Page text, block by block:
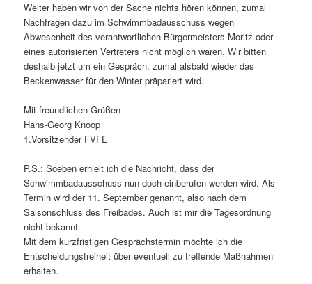
Weiter haben wir von der Sache nichts hören können, zumal
Nachfragen dazu im Schwimmbadausschuss wegen
Abwesenheit des verantwortlichen Bürgermeisters Moritz oder
eines autorisierten Vertreters nicht möglich waren. Wir bitten
deshalb jetzt um ein Gespräch, zumal alsbald wieder das
Beckenwasser für den Winter präpariert wird.
Mit freundlichen Grüßen
Hans-Georg Knoop
1.Vorsitzender FVFE
P.S.: Soeben erhielt ich die Nachricht, dass der
Schwimmbadausschuss nun doch einberufen werden wird. Als
Termin wird der 11. September genannt, also nach dem
Saisonschluss des Freibades. Auch ist mir die Tagesordnung
nicht bekannt.
Mit dem kurzfristigen Gesprächstermin möchte ich die
Entscheidungsfreiheit über eventuell zu treffende Maßnahmen
erhalten.